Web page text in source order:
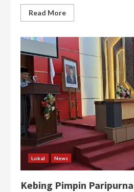
Read MoreRead
more
Upacara
HUT
ke-
78
RI,
Kebing
Bacakan
Naskah
Pembukaan
UUD
1945
Lokal News
Kebing Pimpin